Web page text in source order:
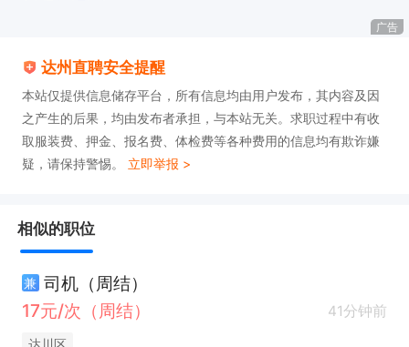
广告
达州直聘安全提醒
本站仅提供信息储存平台，所有信息均由用户发布，其内容及因
之产生的后果，均由发布者承担，与本站无关。求职过程中有收
取服装费、押金、报名费、体检费等各种费用的信息均有欺诈嫌
疑，请保持警惕。 立即举报 >
相似的职位
兼 司机（周结）
17元/次（周结）
41分钟前
达川区